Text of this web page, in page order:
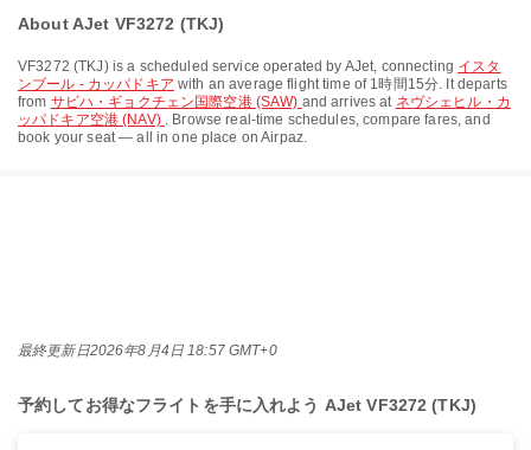
About AJet VF3272 (TKJ)
VF3272 (TKJ) is a scheduled service operated by AJet, connecting イスタ
ンブール - カッパドキア with an average flight time of 1時間15分. It departs
from サビハ・ギョクチェン国際空港 (SAW) and arrives at ネヴシェヒル・カ
ッパドキア空港 (NAV) . Browse real-time schedules, compare fares, and
book your seat — all in one place on Airpaz.
最終更新日2026年8月4日 18:57 GMT+0
予約してお得なフライトを手に入れよう AJet VF3272 (TKJ)